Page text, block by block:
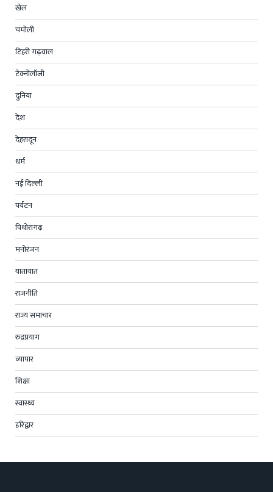
खेल
चमोली
टिहरी गढ़वाल
टेक्नोलॉजी
दुनिया
देश
देहरादून
धर्म
नई दिल्ली
पर्यटन
पिथोरागढ़
मनोरंजन
यातायात
राजनीति
राज्य समाचार
रुद्रप्रयाग
व्यापार
शिक्षा
स्वास्थ्य
हरिद्वार